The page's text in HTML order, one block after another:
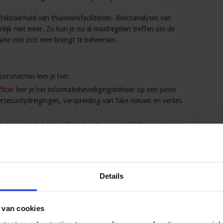
Details
cookies
van thuiswerkfaciliteiten. Risicoanalyses van
niet meer. Zo kun je nu al maatregelen treffen om de
met zich mee brengt te beheersen.
lees je hier.
leer je het informatiebeveiligingsbeheer op een juiste
verspreiding van fake nieuws en verlies
je wat de belangrijkste trends en ontwikkelingen zijn op
je mogelijke dreigingen voor jouw organisatie in kaart